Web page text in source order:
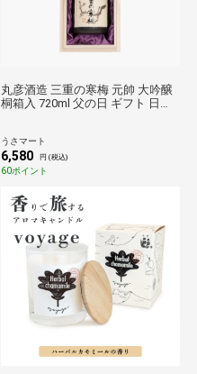
丸彦酒造 三重の寒梅 元帥 大吟醸
桐箱入 720ml 父の日 ギフト 日本
うさマート
6,580 円 (税込)
60ポイント